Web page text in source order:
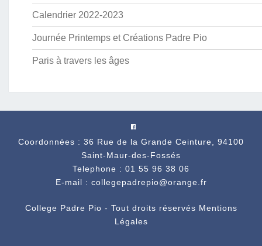
Calendrier 2022-2023
Journée Printemps et Créations Padre Pio
Paris à travers les âges
Coordonnées : 36 Rue de la Grande Ceinture, 94100
Saint-Maur-des-Fossés
Telephone : 01 55 96 38 06
E-mail : collegepadrepio@orange.fr
College Padre Pio - Tout droits réservés Mentions
Légales